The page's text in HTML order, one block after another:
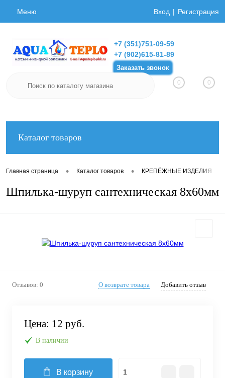
Меню Вход Регистрация
+7 (351)751-09-59
+7 (902)615-81-89
Заказать звонок
0 0
Каталог товаров
Главная страница • Каталог товаров • КРЕПЁЖНЫЕ ИЗДЕЛИЯ
Шпилька-шуруп сантехническая 8х60мм
Отзывов: 0 О возврате товара Добавить отзыв
Цена: 12 руб.
В наличии
В корзину